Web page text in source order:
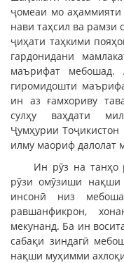
ҷомеаи мо аҳаммияти
нави таҳсил ва
ҷиҳати таҳкими
гардонидани
маърифат
гиромидошти
ин аз ғамхориву
сулҳу ваҳдати
Ҷумҳурии
илму маориф далолат
Ин рӯз на танҳо
рӯзи омӯзиши нақши
инсонӣ низ
равшанфикрон,
мекунанд. Ба ин
сабақи зиндагӣ
нақши муҳимми